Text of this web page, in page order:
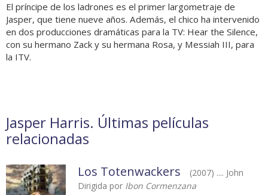
El príncipe de los ladrones es el primer largometraje de
Jasper, que tiene nueve años. Además, el chico ha intervenido
en dos producciones dramáticas para la TV: Hear the Silence,
con su hermano Zack y su hermana Rosa, y Messiah III, para
la ITV.
Jasper Harris. Últimas películas
relacionadas
Los Totenwackers
(2007) .... John
Dirigida por Ibon Cormenzana